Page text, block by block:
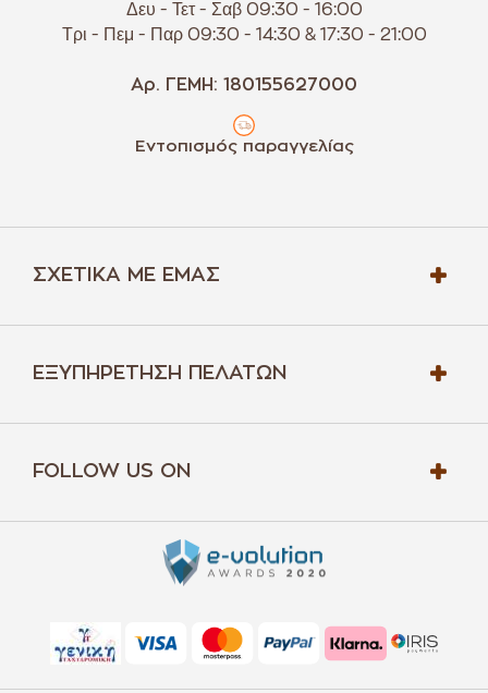
Δευ - Τετ - Σαβ 09:30 - 16:00
Τρι - Πεμ - Παρ 09:30 - 14:30 & 17:30 - 21:00
Αρ. ΓΕΜΗ: 180155627000
Εντοπισμός παραγγελίας
ΣΧΕΤΙΚΆ ΜΕ ΕΜΆΣ
ΕΞΥΠΗΡΈΤΗΣΗ ΠΕΛΑΤΏΝ
FOLLOW US ON